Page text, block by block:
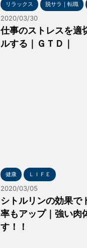
リラックス 脱サラ｜転職
2020/03/30
仕事のストレスを適
ルする｜ＧＴＤ｜
健康 ＬＩＦＥ
2020/03/05
シトルリンの効果で
率もアップ｜強い肉
す！！